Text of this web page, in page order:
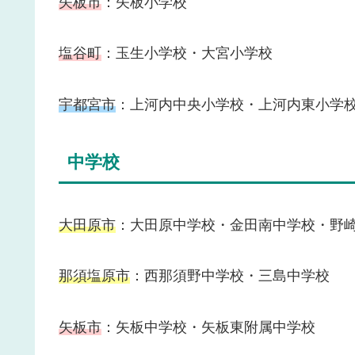
塩谷町 ：玉生小学校・大宮小学校
宇都宮市 ：上河内中央小学校・上河内東小学
中学校
大田原市 ：大田原中学校・金田南中学校・野
那須塩原市 ：西那須野中学校・三島中学校
矢板市 ：矢板中学校・矢板東附属中学校